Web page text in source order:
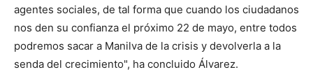
agentes sociales, de tal forma que cuando los ciudadanos
nos den su confianza el próximo 22 de mayo, entre todos
podremos sacar a Manilva de la crisis y devolverla a la
senda del crecimiento", ha concluido Álvarez.